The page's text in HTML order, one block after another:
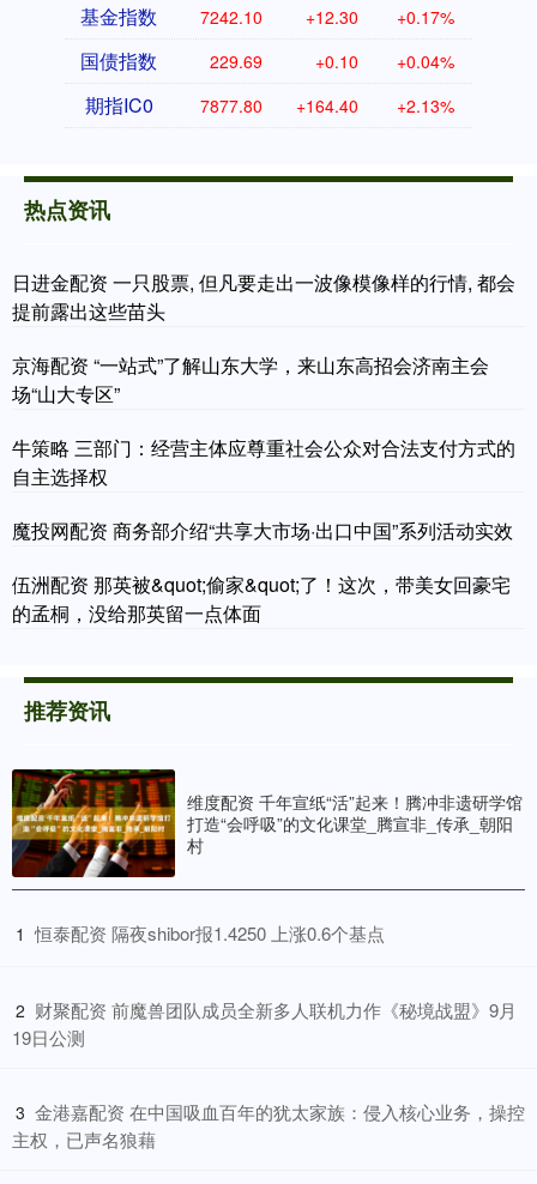
基金指数 7242.10 +12.30 +0.17%
国债指数 229.69 +0.10 +0.04%
期指IC0 7877.80 +164.40 +2.13%
热点资讯
日进金配资 一只股票, 但凡要走出一波像模像样的行情, 都会
提前露出这些苗头
京海配资 “一站式”了解山东大学，来山东高招会济南主会
场“山大专区”
牛策略 三部门：经营主体应尊重社会公众对合法支付方式的
自主选择权
魔投网配资 商务部介绍“共享大市场·出口中国”系列活动实效
伍洲配资 那英被&quot;偷家&quot;了！这次，带美女回豪宅
的孟桐，没给那英留一点体面
推荐资讯
维度配资 千年宣纸“活”起来！腾冲非遗研学馆
打造“会呼吸”的文化课堂_腾宣非_传承_朝阳
村
1 ​恒泰配资 隔夜shibor报1.4250 上涨0.6个基点
2 ​财聚配资 前魔兽团队成员全新多人联机力作《秘境战盟》9月
19日公测
3 ​金港嘉配资 在中国吸血百年的犹太家族：侵入核心业务，操控
主权，已声名狼藉